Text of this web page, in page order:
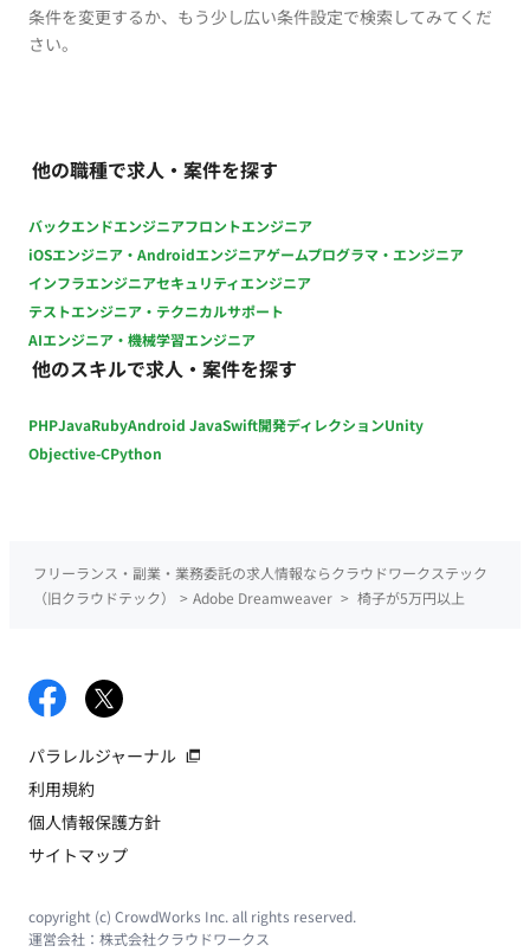
条件を変更するか、もう少し広い条件設定で検索してみてくだ
さい。
他の職種で求人・案件を探す
バックエンドエンジニアフロントエンジニア
iOSエンジニア・Androidエンジニアゲームプログラマ・エンジニア
インフラエンジニアセキュリティエンジニア
テストエンジニア・テクニカルサポート
AIエンジニア・機械学習エンジニア
他のスキルで求人・案件を探す
PHPJavaRubyAndroid JavaSwift開発ディレクションUnity
Objective-CPython
フリーランス・副業・業務委託の求人情報ならクラウドワークステック
（旧クラウドテック）
> Adobe Dreamweaver > 椅子が5万円以上
パラレルジャーナル
利用規約
個人情報保護方針
サイトマップ
copyright (c) CrowdWorks Inc. all rights reserved.
運営会社： 株式会社クラウドワークス